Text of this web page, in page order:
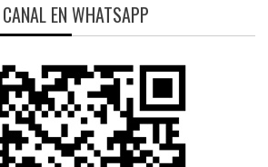
EN WHATSAPP